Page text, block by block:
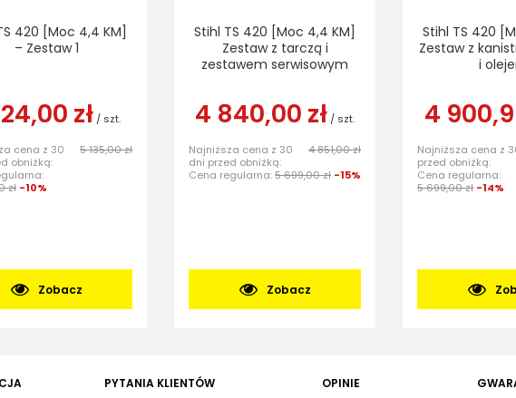
420 [Moc 4,4 KM]
– Zestaw 1
zł / szt.
cena z 30
obniżką:
5 135,00 zł
zł -10%
Zobacz
Stihl TS 420 [Moc 4,4 KM]
Zestaw z tarczą i
zestawem serwisowym
4 840,00 zł / szt.
Najniższa cena z 30
dni przed obniżką:
4 851,00 zł
Cena regularna:5 699,00 zł -15%
Zobacz
Stihl TS 420
Zestaw z
i
4
Najniższa cena z
przed obniżką:
Cena regularna:
5 699,00 zł -14%
PYTANIA KLIENTÓW OPINIE